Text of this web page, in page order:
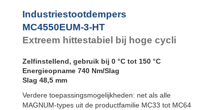
Industriestootdempers
MC4550EUM-3-HT
Extreem hittestabiel bij hoge cycli
Zelfinstellend, gebruik bij 0 °C tot 150 °C
Energieopname 740 Nm/Slag
Slag 48,5 mm
Verdere toepassingsmogelijkheden: net als alle
MAGNUM-types uit de productfamilie MC33 tot MC64